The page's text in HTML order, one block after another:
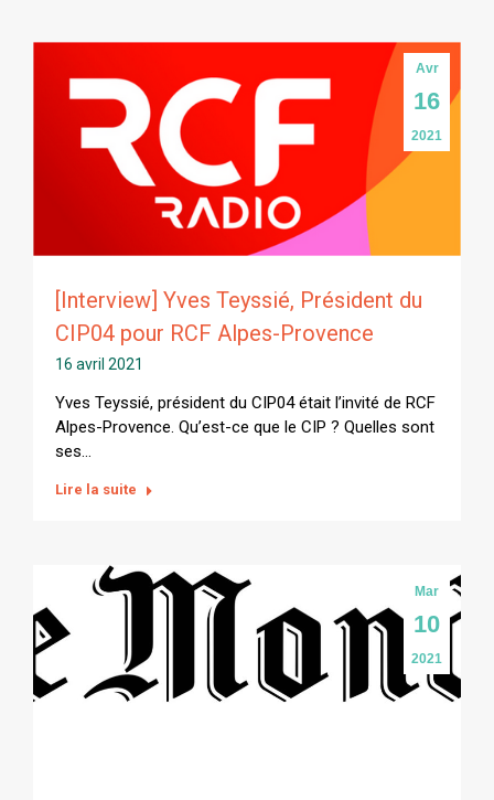
Avr
16
2021
[Interview] Yves Teyssié, Président du
CIP04 pour RCF Alpes-Provence
16 avril 2021
Yves Teyssié, président du CIP04 était l’invité de RCF
Alpes-Provence. Qu’est-ce que le CIP ? Quelles sont
ses…
Lire la suite
Mar
10
2021